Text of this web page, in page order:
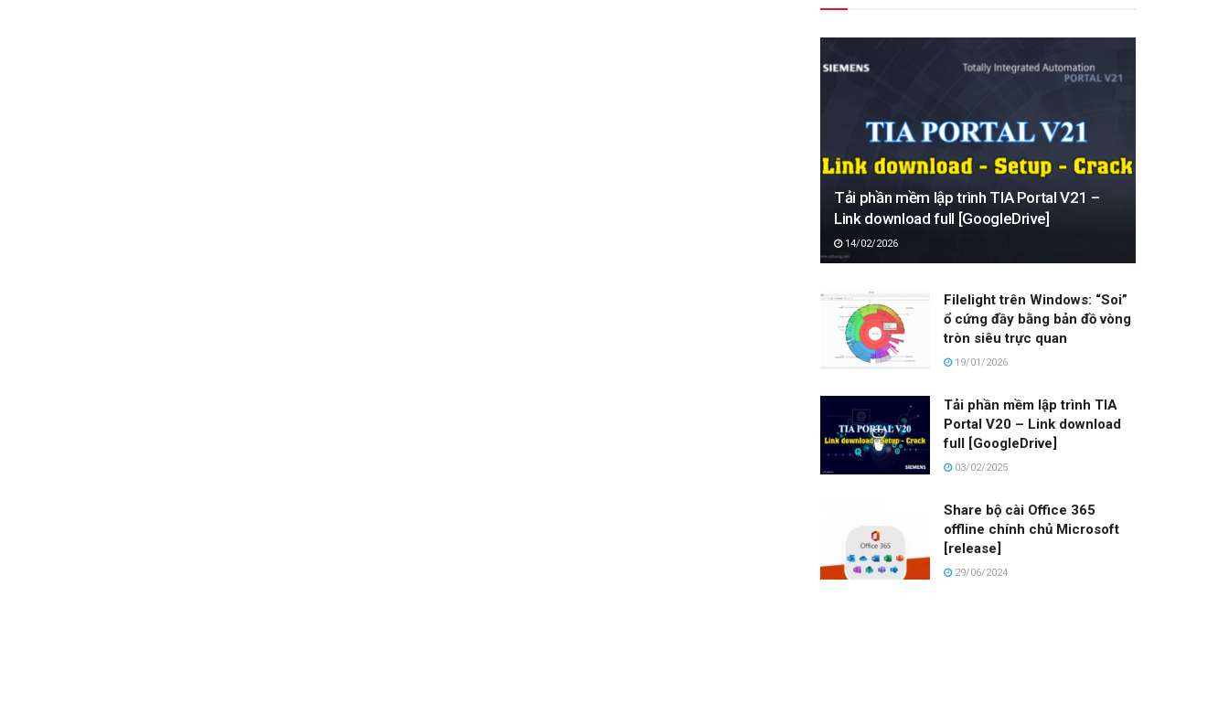
Tải phần mềm lập trình TIA Portal V21 –
Link download full [GoogleDrive]
14/02/2026
Filelight trên Windows: “Soi”
ổ cứng đầy bằng bản đồ vòng
tròn siêu trực quan
19/01/2026
Tải phần mềm lập trình TIA
Portal V20 – Link download
full [GoogleDrive]
03/02/2025
Share bộ cài Office 365
offline chính chủ Microsoft
[release]
29/06/2024